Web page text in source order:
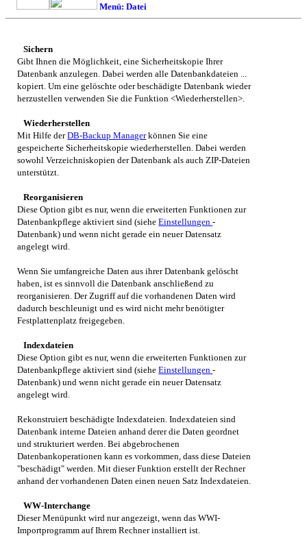
Menü: Datei
Sichern
Gibt Ihnen die Möglichkeit, eine Sicherheitskopie Ihrer
Datenbank anzulegen. Dabei werden alle Datenbankdateien ...
kopiert. Um eine gelöschte oder beschädigte Datenbank wieder
herzustellen verwenden Sie die Funktion <Wiederherstellen>.
Wiederherstellen
Mit Hilfe derDB-Backup Managerkönnen Sie eine
gespeicherte Sicherheitskopie wiederherstellen. Dabei werden
sowohl Verzeichniskopien der Datenbank als auch ZIP-Dateien
unterstützt.
Reorganisieren
Diese Option gibt es nur, wenn die erweiterten Funktionen zur
Datenbankpflege aktiviert sind (sieheEinstellungen-
Datenbank) und wenn nicht gerade ein neuer Datensatz
angelegt wird.
Wenn Sie umfangreiche Daten aus ihrer Datenbank gelöscht
haben, ist es sinnvoll die Datenbank anschließend zu
reorganisieren. Der Zugriff auf die vorhandenen Daten wird
dadurch beschleunigt und es wird nicht mehr benötigter
Festplattenplatz freigegeben.
Indexdateien
Diese Option gibt es nur, wenn die erweiterten Funktionen zur
Datenbankpflege aktiviert sind (sieheEinstellungen-
Datenbank) und wenn nicht gerade ein neuer Datensatz
angelegt wird.
Rekonstruiert beschädigte Indexdateien. Indexdateien sind
Datenbank interne Dateien anhand derer die Daten geordnet
und strukturiert werden. Bei abgebrochenen
Datenbankoperationen kann es vorkommen, dass diese Dateien
"beschädigt" werden. Mit dieser Funktion erstellt der Rechner
anhand der vorhandenen Daten einen neuen Satz Indexdateien.
WW-Interchange
Dieser Menüpunkt wird nur angezeigt, wenn das WWI-
Importprogramm auf Ihrem Rechner installiert ist.